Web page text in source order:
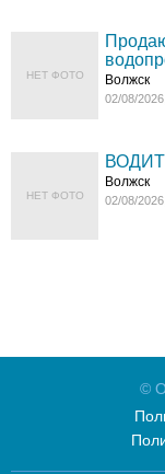
НЕТ ФОТО Волжск
02/08/
НЕТ ФОТО
Волжск
02/08/
©